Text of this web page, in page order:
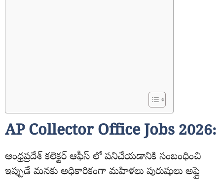
AP Collector Office Jobs 2026:
ఆంధ్రప్రదేశ్ కలెక్టర్ ఆఫీస్ లో పనిచేయడానికి సంబంధించి
ఇప్పుడే మనకు అధికారికంగా మహిళలు పురుషులు అప్లై